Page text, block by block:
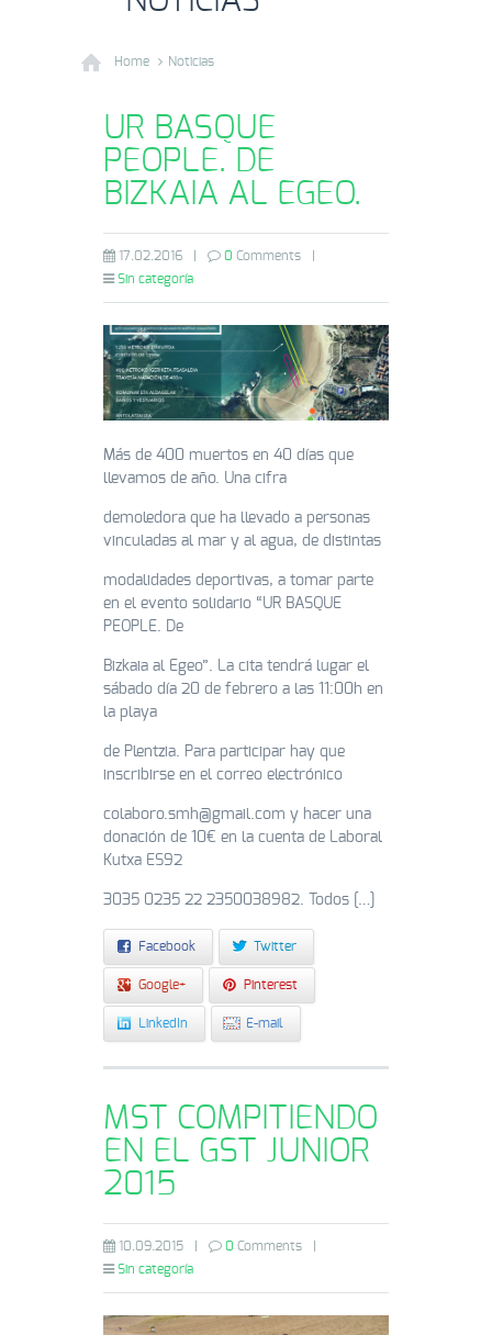
Home Noticias
UR BASQUE
PEOPLE. DE
BIZKAIA AL EGEO.
17.02.2016 0 Comments
Sin categoría
Más de 400 muertos en 40 días que
llevamos de año. Una cifra
demoledora que ha llevado a personas
vinculadas al mar y al agua, de distintas
modalidades deportivas, a tomar parte
en el evento solidario “UR BASQUE
PEOPLE. De
Bizkaia al Egeo”. La cita tendrá lugar el
sábado día 20 de febrero a las 11:00h en
la playa
de Plentzia. Para participar hay que
inscribirse en el correo electrónico
colaboro.smh@gmail.com y hacer una
donación de 10€ en la cuenta de Laboral
Kutxa ES92
3035 0235 22 2350038982. Todos […]
Facebook Twitter
Google+ Pinterest
LinkedIn E-mail
MST COMPITIENDO
EN EL GST JUNIOR
2015
10.09.2015 0 Comments
Sin categoría